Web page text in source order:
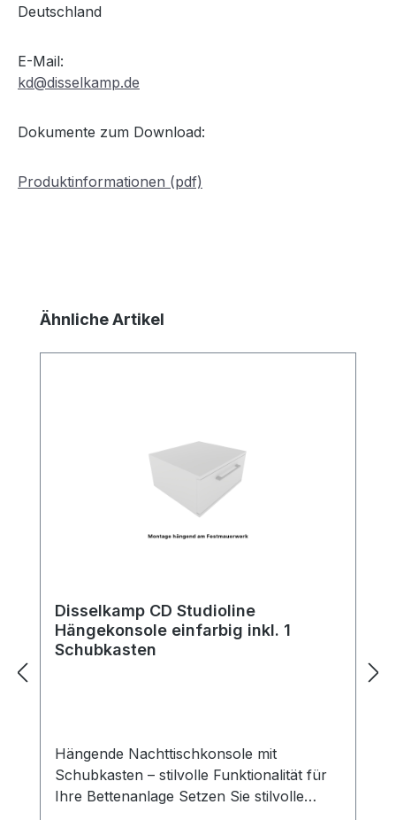
Deutschland
E-Mail:
kd@disselkamp.de
Dokumente zum Download:
Produktinformationen (pdf)
Produktgalerie überspringen
Ähnliche Artikel
Disselkamp CD Studioline
Hängekonsole einfarbig inkl. 1
Schubkasten
Hängende Nachttischkonsole mit
Schubkasten – stilvolle Funktionalität für
Ihre Bettenanlage Setzen Sie stilvolle